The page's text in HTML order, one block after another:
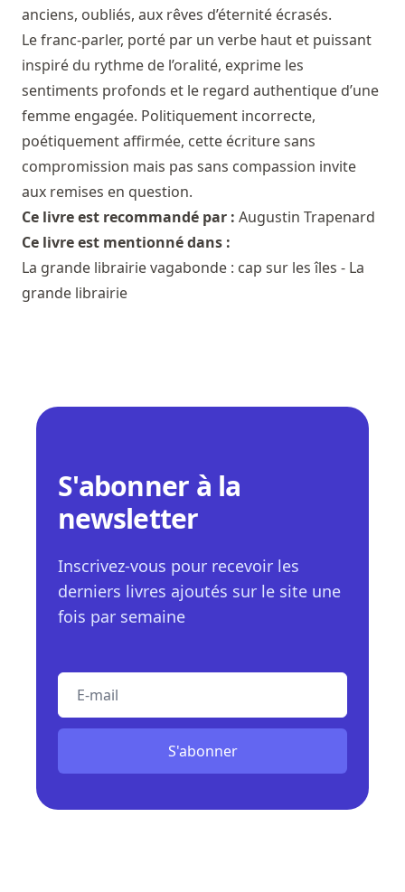
anciens, oubliés, aux rêves d’éternité écrasés.
Le franc-parler, porté par un verbe haut et puissant
inspiré du rythme de l’oralité, exprime les
sentiments profonds et le regard authentique d’une
femme engagée. Politiquement incorrecte,
poétiquement affirmée, cette écriture sans
compromission mais pas sans compassion invite
aux remises en question.
Ce livre est recommandé par : Augustin Trapenard
Ce livre est mentionné dans :
La grande librairie vagabonde : cap sur les îles - La
grande librairie
S'abonner à la
newsletter
Inscrivez-vous pour recevoir les
derniers livres ajoutés sur le site une
fois par semaine
S'abonner